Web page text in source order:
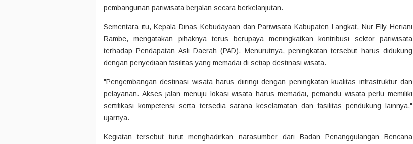
pembangunan pariwisata berjalan secara berkelanjutan.
Sementara itu, Kepala Dinas Kebudayaan dan Pariwisata Kabupaten Langkat, Nur Elly Heriani
Rambe, mengatakan pihaknya terus berupaya meningkatkan kontribusi sektor pariwisata
terhadap Pendapatan Asli Daerah (PAD). Menurutnya, peningkatan tersebut harus didukung
dengan penyediaan fasilitas yang memadai di setiap destinasi wisata.
"Pengembangan destinasi wisata harus diiringi dengan peningkatan kualitas infrastruktur dan
pelayanan. Akses jalan menuju lokasi wisata harus memadai, pemandu wisata perlu memiliki
sertifikasi kompetensi serta tersedia sarana keselamatan dan fasilitas pendukung lainnya,"
ujarnya.
Kegiatan tersebut turut menghadirkan narasumber dari Badan Penanggulangan Bencana